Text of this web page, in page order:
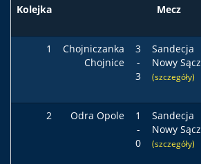
Kolejka Mecz
1
Chojniczanka
Chojnice
3
-
3
Sandecja
Nowy Sącz
(szczegóły)
2 Odra Opole
1
-
0
Sandecja
Nowy Sącz
(szczegóły)